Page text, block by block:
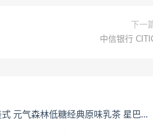
下一
中信银行
低糖经典原味乳茶 星巴克星选拿铁咖啡饮料 饮料 饮品